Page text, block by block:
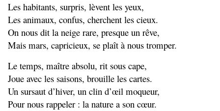
Les habitants, surpris, lèvent les yeux,
Les animaux, confus, cherchent les cieux.
On nous dit la neige rare, presque un rêve,
Mais mars, capricieux, se plaît à nous tromper.
Le temps, maître absolu, rit sous cape,
Joue avec les saisons, brouille les cartes.
Un sursaut d’hiver, un clin d’œil moqueur,
Pour nous rappeler : la nature a son cœur.